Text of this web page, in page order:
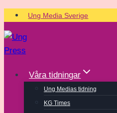
Skip
to
content
Ung Media Sverige
Våra tidningar
Ung Medias tidning
KG Times